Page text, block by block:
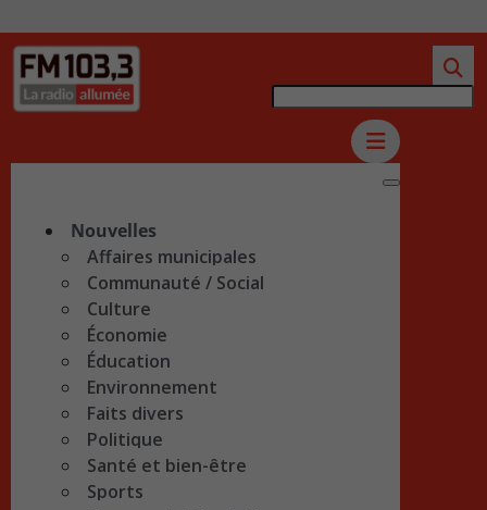
Nouvelles
Affaires municipales
Communauté / Social
Culture
Économie
Éducation
Environnement
Faits divers
Politique
Santé et bien-être
Sports